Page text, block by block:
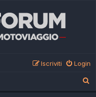
Login
Iscriviti